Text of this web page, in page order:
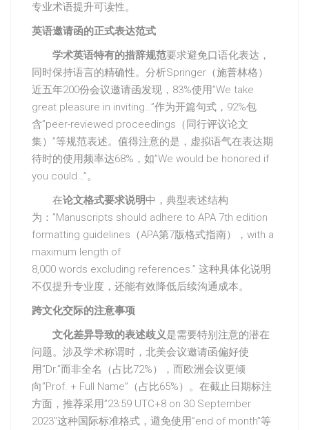
专业术语提升可读性。
英语邀请函的正式表达范式
学术英语特有的措辞规范要求避免口语化表达，
同时保持语言的精确性。分析Springer（施普林格）
近五年200份会议邀请函发现，83%使用”We take
great pleasure in inviting…”作为开篇句式，92%包
含”peer-reviewed proceedings（同行评议论文
集）”等规范表述。值得注意的是，虚拟语气在表达期
待时的使用频率达68%，如”We would be honored if
you could…”。
在论文格式要求说明中，典型表述结构
为：”Manuscripts should adhere to APA 7th edition
formatting guidelines（APA第7版格式指南），with a
maximum length of
8,000 words excluding references.” 这种具体化说明
不仅提升专业度，还能有效降低后续沟通成本。
跨文化交际的注意事项
文化差异导致的表述歧义是需要特别注意的潜在
问题。涉及学术称谓时，北美会议邀请函偏好使
用”Dr.”而非全名（占比72%），而欧洲会议更倾
向”Prof. + Full Name”（占比65%）。在截止日期标注
方面，推荐采用”23:59 UTC+8 on 30 September
2023″这种国际标准格式，避免使用”end of month”等